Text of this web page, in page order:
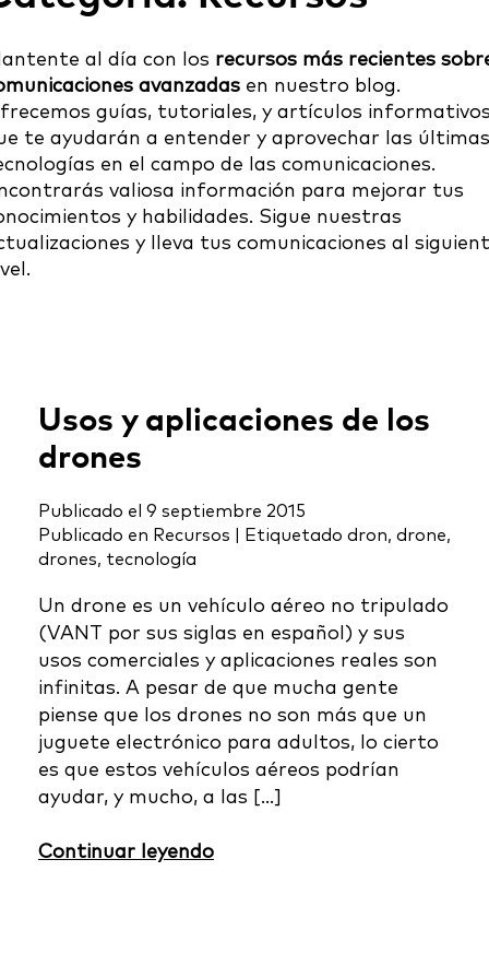
al día con los recursos más recientes
avanzadas en nuestro blog.
guías, tutoriales, y artículos
te ayudarán a entender y aprovechar las últimas
en el campo de las comunicaciones.
valiosa información para mejorar tus
y habilidades. Sigue nuestras
y lleva tus comunicaciones al
Usos y aplicaciones de los
drones
Publicado el 9 septiembre 2015
Publicado en Recursos Etiquetado dron, drone,
drones, tecnología
Un drone es un vehículo aéreo no tripulado
(VANT por sus siglas en español) y sus
usos comerciales y aplicaciones reales son
infinitas. A pesar de que mucha gente
piense que los drones no son más que un
juguete electrónico para adultos, lo cierto
es que estos vehículos aéreos podrían
ayudar, y mucho, a las […]
Continuar leyendo